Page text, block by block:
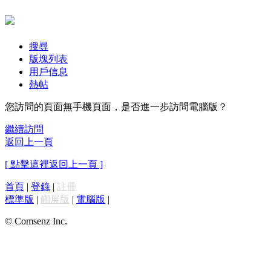
搜尋
版塊列表
用戶信息
熱帖
您訪問的頁面無手機頁面，是否進一步訪問電腦版？
繼續訪問
返回上一頁
[ 點擊這裡返回上一頁 ]
首頁 | 登錄 | 註冊
標準版 | 觸屏版 | 電腦版 |
© Comsenz Inc.